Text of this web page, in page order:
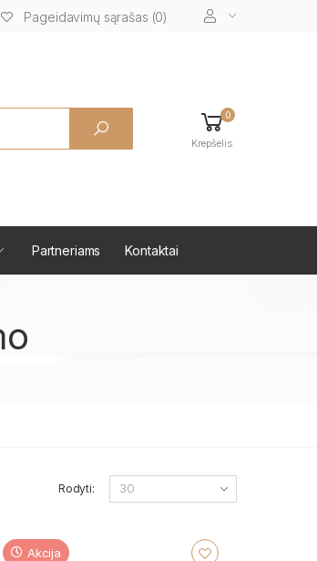
Pageidavimų sąrašas (0)
0
Krepšelis
Partneriams Kontaktai
Rodyti:
Akcija